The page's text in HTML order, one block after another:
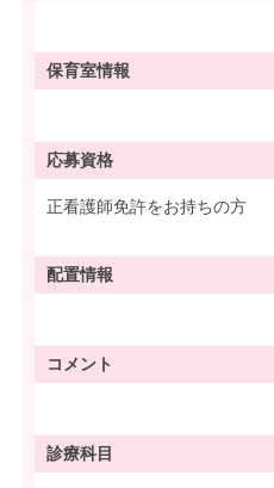
保育室情報
応募資格
正看護師免許をお持ちの方
配置情報
コメント
診療科目